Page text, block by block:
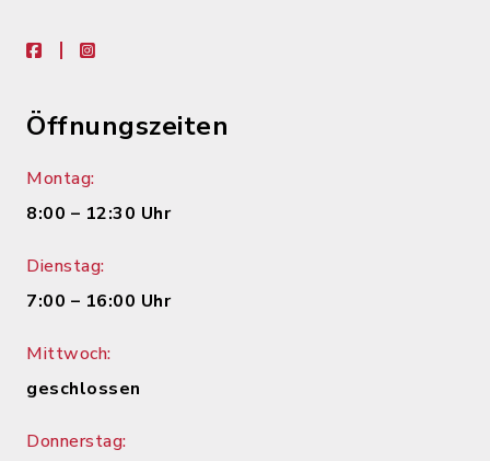
facebookinstagram
Öffnungszeiten
Montag:
8:00 – 12:30 Uhr
Dienstag:
7:00 – 16:00 Uhr
Mittwoch:
geschlossen
Donnerstag: